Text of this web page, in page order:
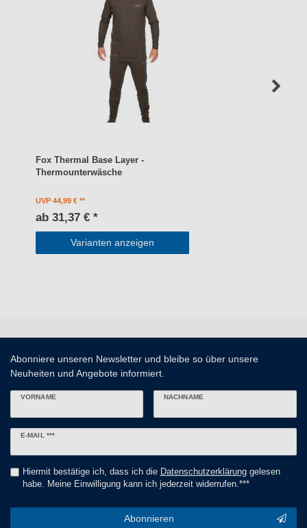
Fox Thermal Base Layer -
Thermounterwäsche
UVP 44,99 €
ab 31,37 € *
Varianten anzeigen
Abonniere unseren Newsletter und bleibe so über unsere
Neuheiten und Angebote informiert.
VORNAME NACHNAME
E-MAIL ***
Newsletter
Hiermit bestätige ich, dass ich die Daten­schutz­erklärunggelesen
habe. Meine Einwilligung kann ich jederzeit widerrufen.***
Abonnieren